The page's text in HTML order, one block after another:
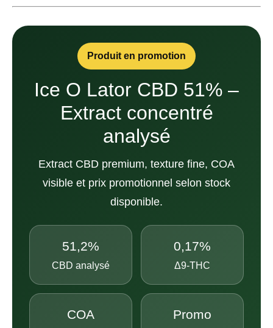
Produit en promotion
Ice O Lator CBD 51% –
Extract concentré
analysé
Extract CBD premium, texture fine, COA
visible et prix promotionnel selon stock
disponible.
51,2%
CBD analysé
0,17%
Δ9-THC
COA Promo